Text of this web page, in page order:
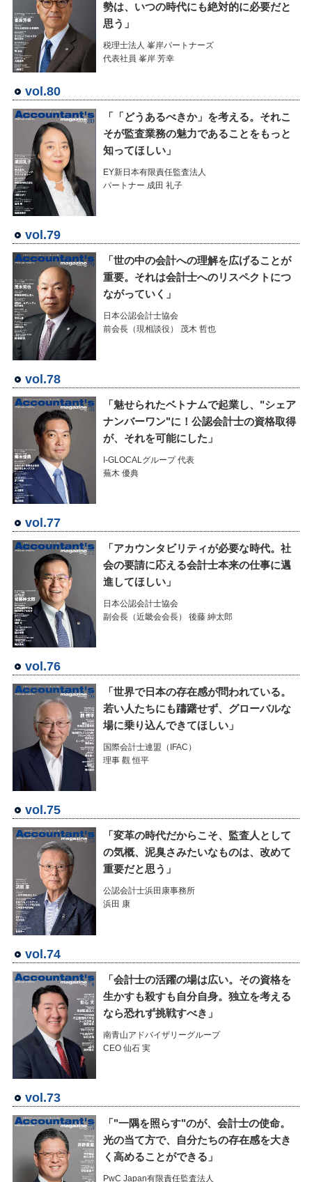
勢は、いつの時代にも絶対的に必要だと
思う」
税理士法人 峯岸パートナーズ
代表社員 峯岸 芳幸
vol.80
「「どうあるべきか」を考える。それこ
そが監査業務の魅力であることをもっと
知ってほしい」
EY新日本有限責任監査法人
パートナー 成田 礼子
vol.79
「世の中の会計への理解を広げることが
重要。それは会計士へのリスペクトにつ
ながっていく」
日本公認会計士協会
前会長（現相談役） 茂木 哲也
vol.78
「魅せられたベトナムで起業し、"シェア
ナンバーワン"に！公認会計士の資格取得
が、それを可能にした」
I-GLOCALグループ 代表
蕪木 優典
vol.77
「アカウンタビリティが必要な時代。社
会の要請に応える会計士本来の仕事に邁
進してほしい」
日本公認会計士協会
副会長（近畿会会長） 後藤 紳太郎
vol.76
「世界で日本の存在感が問われている。
若い人たちにも躊躇せず、グローバルな
場に乗り込んできてほしい」
国際会計士連盟（IFAC）
理事 觀 恒平
vol.75
「変革の時代だからこそ、監査人として
の気概、泥臭さみたいなものは、改めて
重要だと思う」
公認会計士浜田康事務所
浜田 康
vol.74
「会計士の活躍の場は広い。その資格を
生かすも殺すも自分自身。独立を考える
なら恐れず挑戦すべき」
南青山アドバイザリーグループ
CEO 仙石 実
vol.73
「"一隅を照らす"のが、会計士の使命。
光の当て方で、自分たちの存在感を大き
く高めることができる」
PwC Japan有限責任監査法人